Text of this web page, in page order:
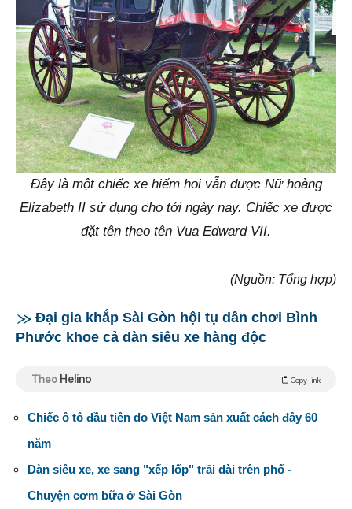
Đây là một chiếc xe hiếm hoi vẫn được Nữ hoàng
Elizabeth II sử dụng cho tới ngày nay. Chiếc xe được
đặt tên theo tên Vua Edward VII.
(Nguồn: Tổng hợp)
Đại gia khắp Sài Gòn hội tụ dân chơi Bình
Phước khoe cả dàn siêu xe hàng độc
Theo Helino Copy link
Chiếc ô tô đầu tiên do Việt Nam sản xuất cách đây 60
năm
Dàn siêu xe, xe sang "xếp lốp" trải dài trên phố -
Chuyện cơm bữa ở Sài Gòn